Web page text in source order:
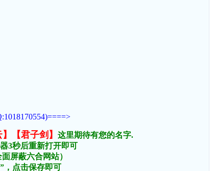
【君子剑】
这里期待有您的名字.
3秒后重新打开即可
屏蔽六合网站）
，点击保存即可